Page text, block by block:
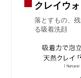
クレイウ
落とすもの、
る吸着洗顔